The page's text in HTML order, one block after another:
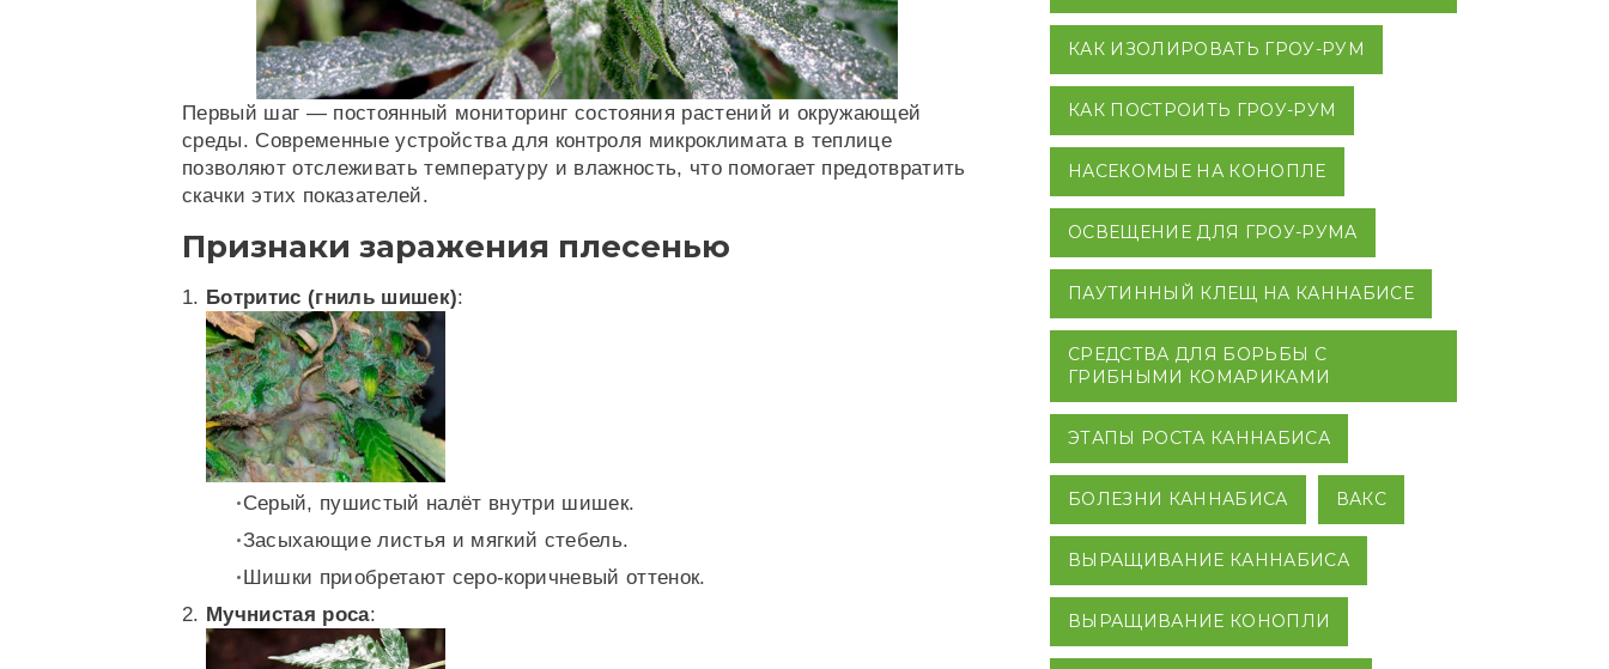
Первый шаг — постоянный мониторинг состояния растений и окружающей
среды. Современные устройства для контроля микроклимата в теплице
позволяют отслеживать температуру и влажность, что помогает предотвратить
скачки этих показателей.
Признаки заражения плесенью
Ботритис (гниль шишек):
Серый, пушистый налёт внутри шишек.
Засыхающие листья и мягкий стебель.
Шишки приобретают серо-коричневый оттенок.
Мучнистая роса:
КАК ИЗОЛИРОВАТЬ ГРОУ-РУМ
КАК ПОСТРОИТЬ ГРОУ-РУМ
НАСЕКОМЫЕ НА КОНОПЛЕ
ОСВЕЩЕНИЕ ДЛЯ ГРОУ-РУМА
ПАУТИННЫЙ КЛЕЩ НА КАННАБИСЕ
СРЕДСТВА ДЛЯ БОРЬБЫ С
ГРИБНЫМИ КОМАРИКАМИ
ЭТАПЫ РОСТА КАННАБИСА
БОЛЕЗНИ КАННАБИСА ВАКС
ВЫРАЩИВАНИЕ КАННАБИСА
ВЫРАЩИВАНИЕ КОНОПЛИ